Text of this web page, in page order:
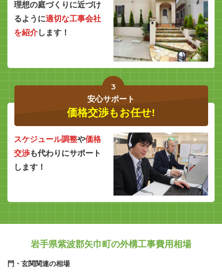
理想の庭づくりに近づけ
るように適切な工事会社
を紹介します！
3
安心サポート
価格交渉もお任せ!
スケジュール調整や価格
交渉も代わりにサポート
します！
岩手県紫波郡矢巾町の外構工事費用相場
門・玄関関連の相場